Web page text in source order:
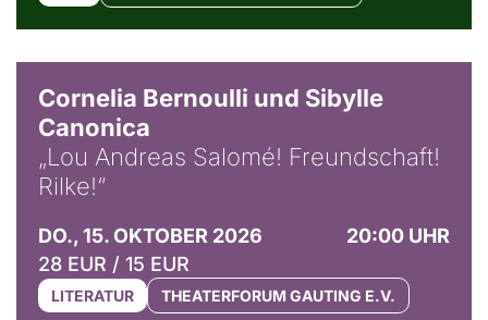
Cornelia Bernoulli und Sibylle
Canonica
„Lou Andreas Salomé! Freundschaft!
Rilke!“
DO., 15. OKTOBER 2026
20:00 UHR
28 EUR / 15 EUR
LITERATUR THEATERFORUM GAUTING E.V.